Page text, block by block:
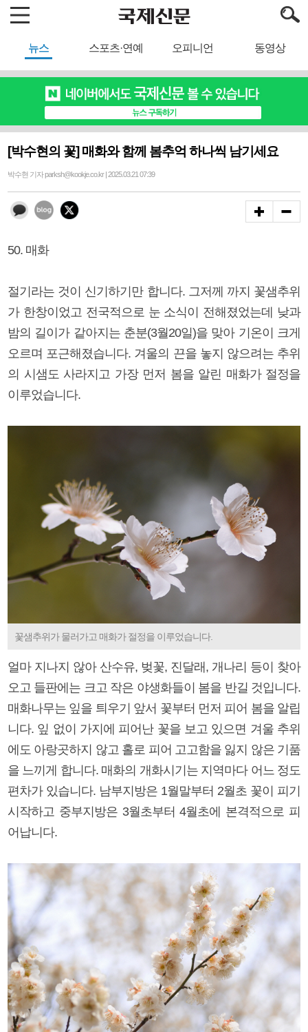
뉴스 스포츠·연예 오피니언 동영상
[박수현의 꽃] 매화와 함께 봄추억 하나씩 남기세요
박수현 기자 parksh@kookje.co.kr | 2025.03.21 07:39
50. 매화
절기라는 것이 신기하기만 합니다. 그저께 까지 꽃샘추위
가 한창이었고 전국적으로 눈 소식이 전해졌었는데 낮과
밤의 길이가 같아지는 춘분(3월20일)을 맞아 기온이 크게
오르며 포근해졌습니다. 겨울의 끈을 놓지 않으려는 추위
의 시샘도 사라지고 가장 먼저 봄을 알린 매화가 절정을
이루었습니다.
꽃샘추위가 물러가고 매화가 절정을 이루었습니다.
얼마 지나지 않아 산수유, 벚꽃, 진달래, 개나리 등이 찾아
오고 들판에는 크고 작은 야생화들이 봄을 반길 것입니다.
매화나무는 잎을 틔우기 앞서 꽃부터 먼저 피어 봄을 알립
니다. 잎 없이 가지에 피어난 꽃을 보고 있으면 겨울 추위
에도 아랑곳하지 않고 홀로 피어 고고함을 잃지 않은 기품
을 느끼게 합니다. 매화의 개화시기는 지역마다 어느 정도
편차가 있습니다. 남부지방은 1월말부터 2월초 꽃이 피기
시작하고 중부지방은 3월초부터 4월초에 본격적으로 피
어납니다.